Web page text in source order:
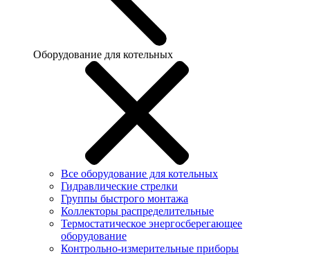
Оборудование для котельных
Все оборудование для котельных
Гидравлические стрелки
Группы быстрого монтажа
Коллекторы распределительные
Термостатическое энергосберегающее
оборудование
Контрольно-измерительные приборы